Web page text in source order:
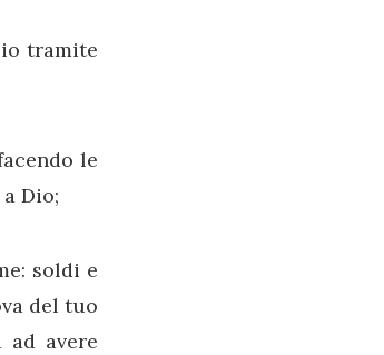
tramite
le
Dio;
soldi e
del tuo
ad avere